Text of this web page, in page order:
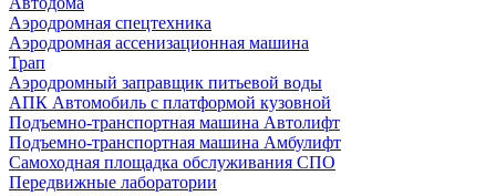
Аэродромная спецтехника
Аэродромная ассенизационная машина
Трап
Аэродромный заправщик питьевой воды
АПК Автомобиль с платформой кузовной
Подъемно-транспортная машина Автолифт
Подъемно-транспортная машина Амбулифт
Самоходная площадка обслуживания СПО
Передвижные лаборатории